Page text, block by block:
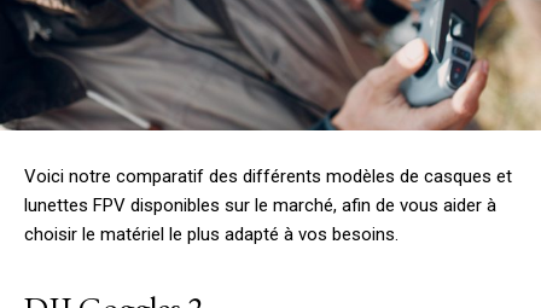
Voici notre comparatif des différents modèles de casques et
lunettes FPV disponibles sur le marché, afin de vous aider à
choisir le matériel le plus adapté à vos besoins.